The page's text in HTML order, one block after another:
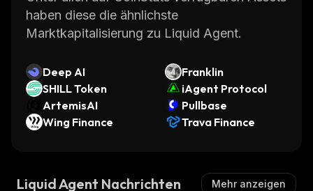
haben diese die ähnlichste
Marktkapitalisierung zu Liquid Agent.
Deep AI
Franklin
SHILL Token
iAgent Protocol
ArtemisAI
Pullbase
Wing Finance
Trava Finance
Liquid Agent Nachrichten Mehr anzeigen